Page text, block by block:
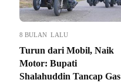
8 BULAN LALU
Turun dari Mobil, Naik
Motor: Bupati
Shalahuddin Tancap Gas